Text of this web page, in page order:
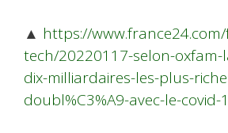
▲ https://
tech/20220117-selon-
dix-milliardaires-les-plus-
doubl%C3%A9-avec-le-covid-